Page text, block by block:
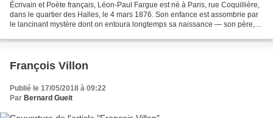
Écrivain et Poète français, Léon-Paul Fargue est né à Paris, rue Coquillière,
dans le quartier des Halles, le 4 mars 1876. Son enfance est assombrie par
le lancinant mystère dont on entoura longtemps sa naissance — son père,
François Villon
Publié le 17/05/2018 à 09:22
Par Bernard Gueit